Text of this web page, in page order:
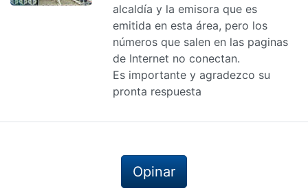
alcaldía y la emisora que es
emitida en esta área, pero los
números que salen en las paginas
de Internet no conectan.
Es importante y agradezco su
pronta respuesta
Opinar